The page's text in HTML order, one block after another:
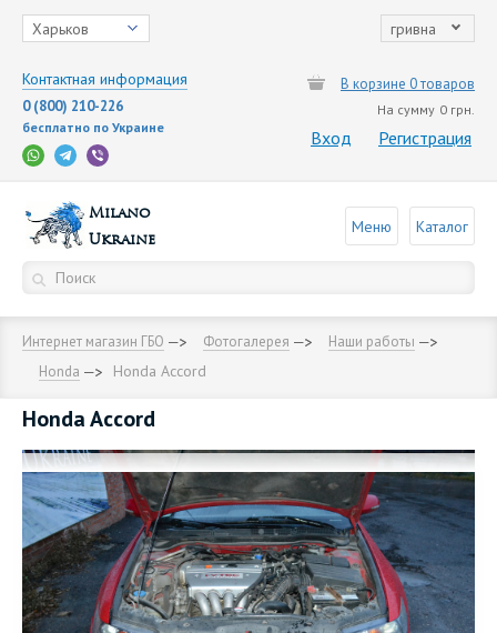
Харьков гривна
Контактная информация
0 (800) 210-226
бесплатно по Украине
В корзине 0 товаров
На сумму 0 грн.
Вход Регистрация
Milano
Ukraine
Меню Каталог
Интернет магазин ГБО Фотогалерея
Наши работы
Honda
Honda Accord
Honda Accord